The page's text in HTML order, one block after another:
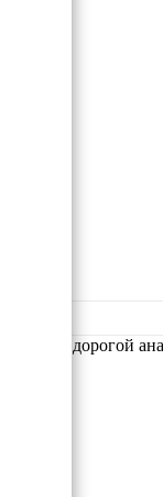
Самый дорогой